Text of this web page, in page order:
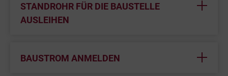
STANDROHR FÜR DIE BAUSTELLE
AUSLEIHEN
BAUSTROM ANMELDEN